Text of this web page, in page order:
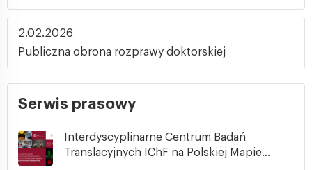
2.02.2026
Publiczna obrona rozprawy doktorskiej
Serwis prasowy
Interdyscyplinarne Centrum Badań
Translacyjnych IChF na Polskiej Mapie...